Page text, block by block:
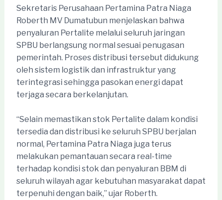
Sekretaris Perusahaan Pertamina Patra Niaga
Roberth MV Dumatubun menjelaskan bahwa
penyaluran Pertalite melalui seluruh jaringan
SPBU berlangsung normal sesuai penugasan
pemerintah. Proses distribusi tersebut didukung
oleh sistem logistik dan infrastruktur yang
terintegrasi sehingga pasokan energi dapat
terjaga secara berkelanjutan.
“Selain memastikan stok Pertalite dalam kondisi
tersedia dan distribusi ke seluruh SPBU berjalan
normal, Pertamina Patra Niaga juga terus
melakukan pemantauan secara real-time
terhadap kondisi stok dan penyaluran BBM di
seluruh wilayah agar kebutuhan masyarakat dapat
terpenuhi dengan baik,” ujar Roberth.